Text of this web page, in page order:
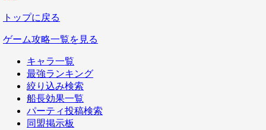
トップに戻る
ゲーム攻略一覧を見る
キャラ一覧
最強ランキング
絞り込み検索
船長効果一覧
パーティ投稿検索
同盟掲示板